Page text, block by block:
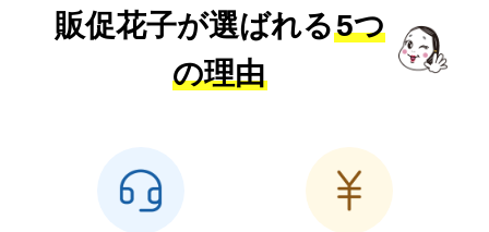
販促花子が選ばれる5つ
の理由